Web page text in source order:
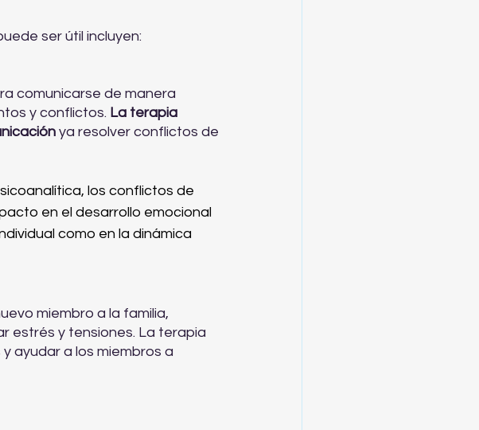
ser útil incluyen:
comunicarse de manera
y conflictos. La terapia
ya resolver conflictos de
los conflictos de
en el desarrollo emocional
como en la dinámica
miembro a la familia,
estrés y tensiones. La terapia
ayudar a los miembros a